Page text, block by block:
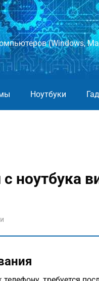
(Windows,
Ноутбуки
ноутбука